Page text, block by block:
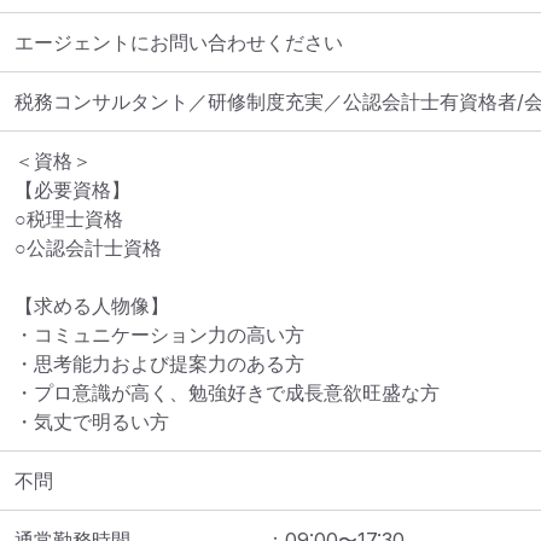
エージェントにお問い合わせください
税務コンサルタント／研修制度充実／公認会計士有資格者/
＜資格＞
【必要資格】
○税理士資格
○公認会計士資格
【求める人物像】
・コミュニケーション力の高い方
・思考能力および提案力のある方
・プロ意識が高く、勉強好きで成長意欲旺盛な方
・気丈で明るい方
不問